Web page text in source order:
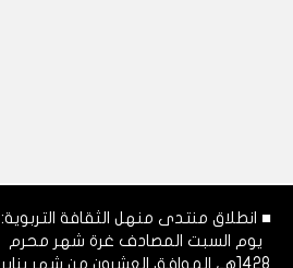
■ انطلاق منتدى منهل الثقافة التربوية:
يوم السبت المصادف غرة شهر محرم
1428هـ، الموافق العشرون من شهر يناير